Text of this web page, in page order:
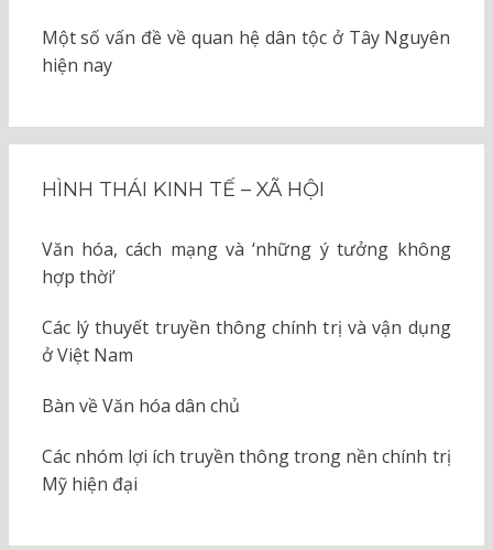
Một số vấn đề về quan hệ dân tộc ở Tây Nguyên
hiện nay
HÌNH THÁI KINH TẾ – XÃ HỘI
Văn hóa, cách mạng và ‘những ý tưởng không
hợp thời’
Các lý thuyết truyền thông chính trị và vận dụng
ở Việt Nam
Bàn về Văn hóa dân chủ
Các nhóm lợi ích truyền thông trong nền chính trị
Mỹ hiện đại